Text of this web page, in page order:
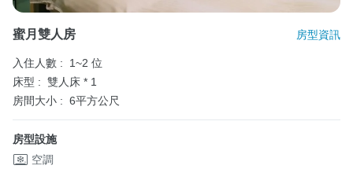
蜜月雙人房 房型資訊
入住人數 :
1~2 位
床型 : 雙人床 * 1
房間大小 : 6平方公尺
房型設施
空調